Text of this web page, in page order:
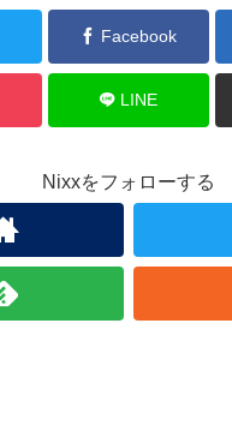
Facebook
LINE
Nixxをフォローする